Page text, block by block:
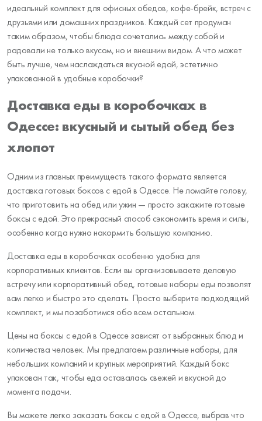
идеальный комплект для офисных обедов, кофе-брейк, встреч с
друзьями или домашних праздников. Каждый сет продуман
таким образом, чтобы блюда сочетались между собой и
радовали не только вкусом, но и внешним видом. А что может
быть лучше, чем наслаждаться вкусной едой, эстетично
упакованной в удобные коробочки?
Доставка еды в коробочках в
Одессе: вкусный и сытый обед без
хлопот
Одним из главных преимуществ такого формата является
доставка готовых боксов с едой в Одессе. Не ломайте голову,
что приготовить на обед или ужин — просто закажите готовые
боксы с едой. Это прекрасный способ сэкономить время и силы,
особенно когда нужно накормить большую компанию.
Доставка еды в коробочках особенно удобна для
корпоративных клиентов. Если вы организовываете деловую
встречу или корпоративный обед, готовые наборы еды позволят
вам легко и быстро это сделать. Просто выберите подходящий
комплект, и мы позаботимся обо всем остальном.
Цены на боксы с едой в Одессе зависят от выбранных блюд и
количества человек. Мы предлагаем различные наборы, для
небольших компаний и крупных мероприятий. Каждый бокс
упакован так, чтобы еда оставалась свежей и вкусной до
момента подачи.
Вы можете легко заказать боксы с едой в Одессе, выбрав что